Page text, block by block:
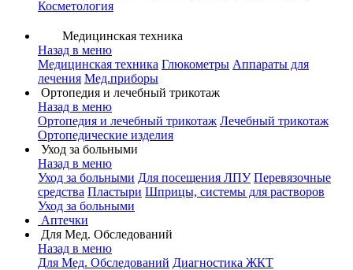
Косметология
Медицинская техника
Назад в меню
Медицинская техника Глюкометры Аппараты для
лечения Мед.приборы
Ортопедия и лечебный трикотаж
Назад в меню
Ортопедия и лечебный трикотаж Лечебный трикотаж
Ортопедические изделия
Уход за больными
Назад в меню
Уход за больными Для посещения ЛПУ Перевязочные
средства Пластыри Шприцы, системы для растворов
Уход за больными
Аптечки
Для Мед. Обследований
Назад в меню
Для Мед. Обследований Диагностика ЖКТ